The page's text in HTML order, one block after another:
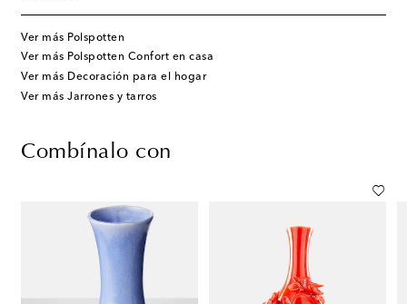
Ver más Polspotten
Ver más Polspotten Confort en casa
Ver más Decoración para el hogar
Ver más Jarrones y tarros
Combínalo con